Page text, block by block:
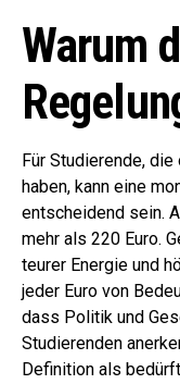
Warum
Für Studierende,
haben, kann eine
entscheidend sein.
mehr als 220 Euro.
teurer Energie und
jeder Euro von
dass Politik und
Studierenden
Definition als